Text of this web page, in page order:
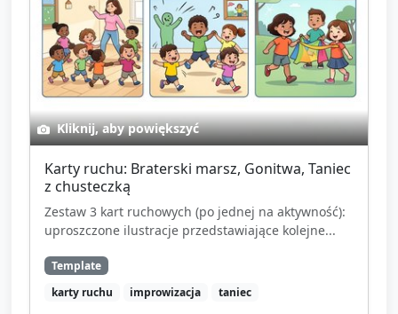
Kliknij, aby powiększyć
Karty ruchu: Braterski marsz, Gonitwa, Taniec
z chusteczką
Zestaw 3 kart ruchowych (po jednej na aktywność):
uproszczone ilustracje przedstawiające kolejne...
Template
karty ruchu
improwizacja taniec